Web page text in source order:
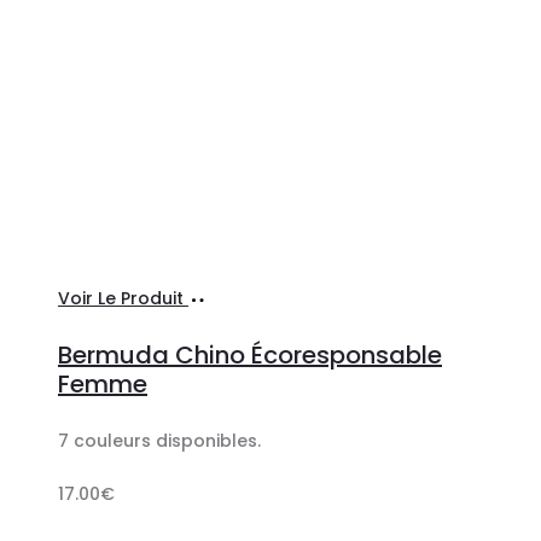
Voir Le Produit
panier
Bermuda Chino Écoresponsable
Femme
7 couleurs disponibles.
17.00€